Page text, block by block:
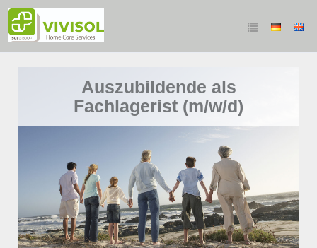
Auszubildende als
Fachlagerist (m/w/d)